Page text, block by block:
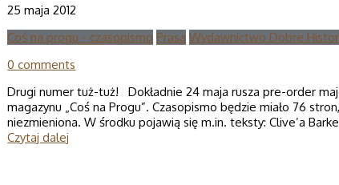
25 maja 2012
Coś na progu - czasopismo Prasa Wydawnictwo Dobre
0 comments
Drugi numer tuż-tuż! Dokładnie 24 maja rusza pre-order
magazynu „Coś na Progu”. Czasopismo będzie miało 76
niezmieniona. W środku pojawią się m.in. teksty: Clive’a
Czytaj dalej